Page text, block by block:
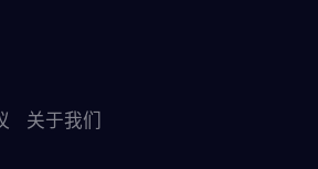
关于我们